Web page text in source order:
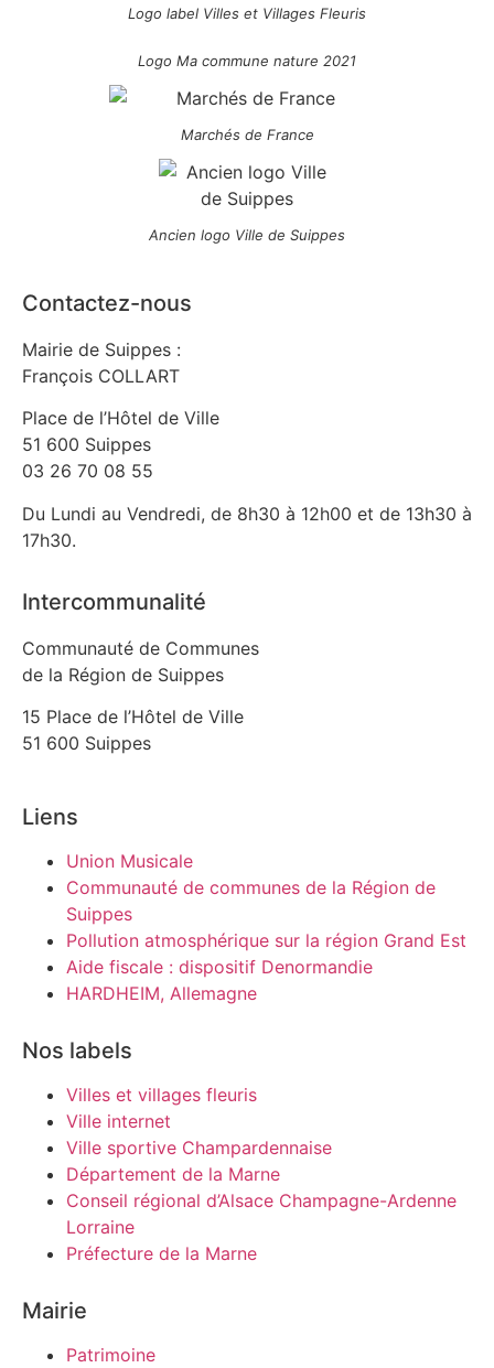
Logo label Villes et Villages Fleuris
Logo Ma commune nature 2021
Marchés de France
Ancien logo Ville de Suippes
Contactez-nous
Mairie de Suippes :
François COLLART
Place de l’Hôtel de Ville
51 600 Suippes
03 26 70 08 55
Du Lundi au Vendredi, de 8h30 à 12h00 et de 13h30 à
17h30.
Intercommunalité
Communauté de Communes
de la Région de Suippes
15 Place de l’Hôtel de Ville
51 600 Suippes
Liens
Union Musicale
Communauté de communes de la Région de
Suippes
Pollution atmosphérique sur la région Grand Est
Aide fiscale : dispositif Denormandie
HARDHEIM, Allemagne
Nos labels
Villes et villages fleuris
Ville internet
Ville sportive Champardennaise
Département de la Marne
Conseil régional d’Alsace Champagne-Ardenne
Lorraine
Préfecture de la Marne
Mairie
Patrimoine